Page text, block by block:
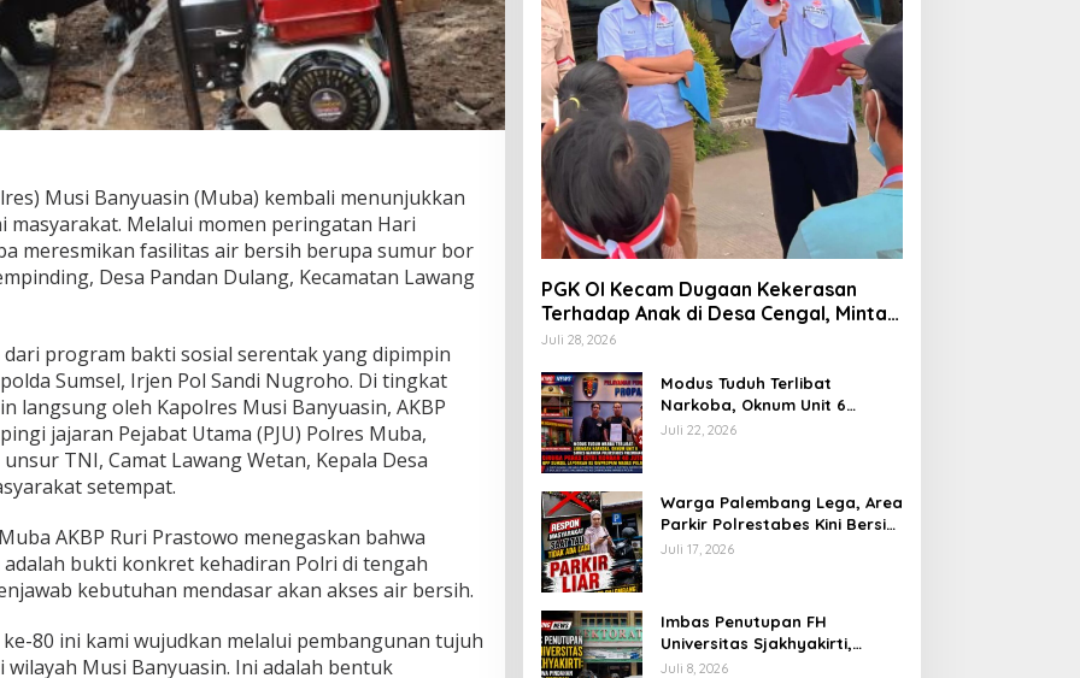
Musi Banyuasin (Muba) kembali menunjukkan
masyarakat. Melalui momen peringatan Hari
meresmikan fasilitas air bersih berupa sumur bor
Desa Pandan Dulang, Kecamatan Lawang
program bakti sosial serentak yang dipimpin
Sumsel, Irjen Pol Sandi Nugroho. Di tingkat
langsung oleh Kapolres Musi Banyuasin, AKBP
jajaran Pejabat Utama (PJU) Polres Muba,
TNI, Camat Lawang Wetan, Kepala Desa
setempat.
AKBP Ruri Prastowo menegaskan bahwa
bukti konkret kehadiran Polri di tengah
kebutuhan mendasar akan akses air bersih.
80 ini kami wujudkan melalui pembangunan tujuh
Musi Banyuasin. Ini adalah bentuk
PGK OI Kecam Dugaan Kekerasan
Terhadap Anak di Desa Cengal, Minta
Aparat Bertindak Tegas Jika Terbukti
Juli 28, 2026
Modus Tuduh Terlibat
Narkoba, Oknum Unit 6
Satres Narkoba Polrestabes
Sumsel Lapor ke Divpropam
Mabes Polri
Juli 22, 2026
Warga Palembang Lega, Area
Parkir Polrestabes Kini Bersih
dari Jukir Liar dan Gratis
Juli 17, 2026
Imbas Penutupan FH
Universitas Sjakhyakirti,
Mahasiswa Pindahan
Juli 8, 2026